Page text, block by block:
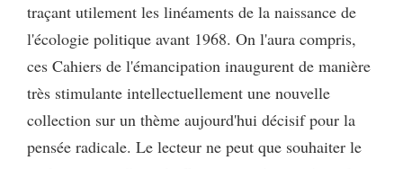
traçant utilement les linéaments de la naissance de
l'écologie politique avant 1968. On l'aura compris,
ces Cahiers de l'émancipation inaugurent de manière
très stimulante intellectuellement une nouvelle
collection sur un thème aujourd'hui décisif pour la
pensée radicale. Le lecteur ne peut que souhaiter le